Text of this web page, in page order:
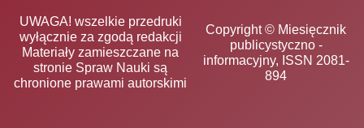
UWAGA! wszelkie przedruki
wyłącznie za zgodą redakcji
Materiały zamieszczane na
stronie Spraw Nauki są
chronione prawami autorskimi
Copyright © Miesięcznik
publicystyczno -
informacyjny, ISSN 2081-
894